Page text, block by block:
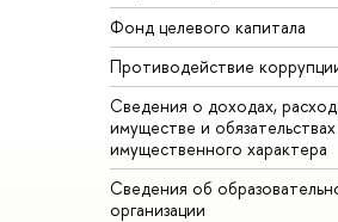
Фонд целевого капитала
Противодействие
Сведения о доходах,
имуществе и обязательствах
имущественного характера
Сведения об
организации